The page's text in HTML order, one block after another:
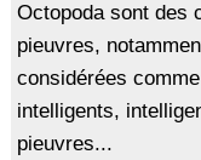
Octopoda sont des
pieuvres,
considérées
intelligents,
pieuvres...